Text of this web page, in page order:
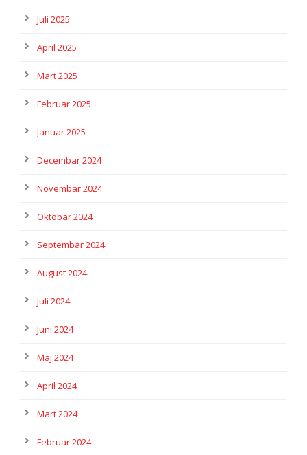
Juli 2025
April 2025
Mart 2025
Februar 2025
Januar 2025
Decembar 2024
Novembar 2024
Oktobar 2024
Septembar 2024
August 2024
Juli 2024
Juni 2024
Maj 2024
April 2024
Mart 2024
Februar 2024